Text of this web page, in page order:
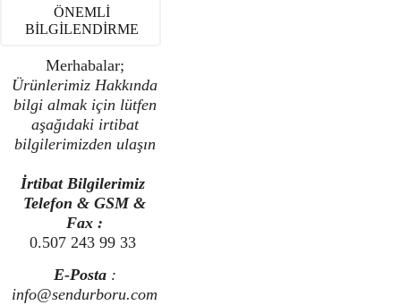
ÖNEMLİ
BİLGİLENDİRME
Merhabalar;
Ürünlerimiz Hakkında
bilgi almak için lütfen
aşağıdaki irtibat
bilgilerimizden ulaşın
İrtibat Bilgilerimiz
Telefon & GSM &
Fax :
0.507 243 99 33
E-Posta :
info@sendurboru.com